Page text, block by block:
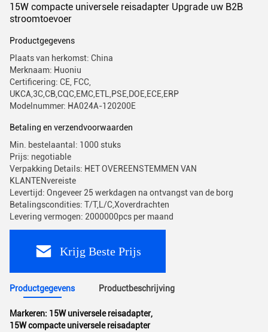
15W compacte universele reisadapter Upgrade uw B2B
stroomtoevoer
Productgegevens
Plaats van herkomst: China
Merknaam: Huoniu
Certificering: CE, FCC,
UKCA,3C,CB,CQC,EMC,ETL,PSE,DOE,ECE,ERP
Modelnummer: HA024A-120200E
Betaling en verzendvoorwaarden
Min. bestelaantal: 1000 stuks
Prijs: negotiable
Verpakking Details: HET OVEREENSTEMMEN VAN
KLANTENvereiste
Levertijd: Ongeveer 25 werkdagen na ontvangst van de borg
Betalingscondities: T/T,L/C,Xoverdrachten
Levering vermogen: 2000000pcs per maand
Krijg Beste Prijs
Productgegevens Productbeschrijving
Markeren: 15W universele reisadapter,
15W compacte universele reisadapter